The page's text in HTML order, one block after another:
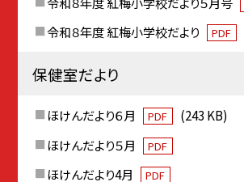
令和８年度 紅梅小学校だより PDF
保健室だより
ほけんだより６月 PDF
(243 KB)
ほけんだより５月
PDF
ほけんだより4月 PDF